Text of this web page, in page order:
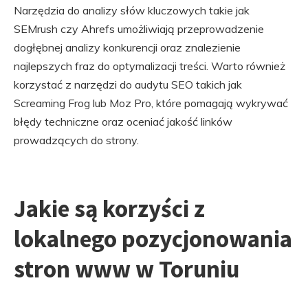
Narzędzia do analizy słów kluczowych takie jak
SEMrush czy Ahrefs umożliwiają przeprowadzenie
dogłębnej analizy konkurencji oraz znalezienie
najlepszych fraz do optymalizacji treści. Warto również
korzystać z narzędzi do audytu SEO takich jak
Screaming Frog lub Moz Pro, które pomagają wykrywać
błędy techniczne oraz oceniać jakość linków
prowadzących do strony.
Jakie są korzyści z
lokalnego pozycjonowania
stron www w Toruniu